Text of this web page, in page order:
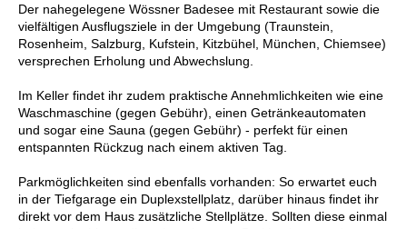
Der nahegelegene Wössner Badesee mit Restaurant sowie die
vielfältigen Ausflugsziele in der Umgebung (Traunstein,
Rosenheim, Salzburg, Kufstein, Kitzbühel, München, Chiemsee)
versprechen Erholung und Abwechslung.
Im Keller findet ihr zudem praktische Annehmlichkeiten wie eine
Waschmaschine (gegen Gebühr), einen Getränkeautomaten
und sogar eine Sauna (gegen Gebühr) - perfekt für einen
entspannten Rückzug nach einem aktiven Tag.
Parkmöglichkeiten sind ebenfalls vorhanden: So erwartet euch
in der Tiefgarage ein Duplexstellplatz, darüber hinaus findet ihr
direkt vor dem Haus zusätzliche Stellplätze. Sollten diese einmal